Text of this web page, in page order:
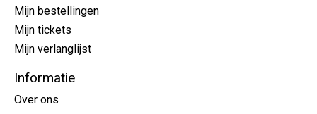
Mijn bestellingen
Mijn tickets
Mijn verlanglijst
Informatie
Over ons